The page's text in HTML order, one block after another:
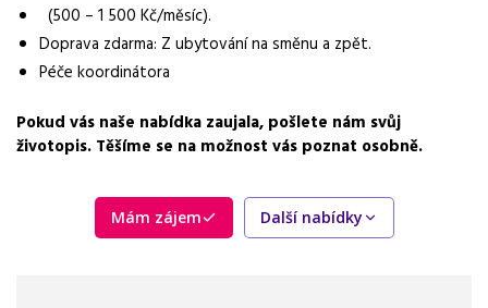
Pracovní doba
3 směny
Forma práce
práce na pracovišti
Vzdělání
(500 – 1 500 Kč/měsíc).
Doprava zdarma: Z ubytování na směnu a zpět.
Péče koordinátora
Pokud vás naše nabídka zaujala, pošlete nám svůj
životopis. Těšíme se na možnost vás poznat osobně.
Mám zájem Další nabídky